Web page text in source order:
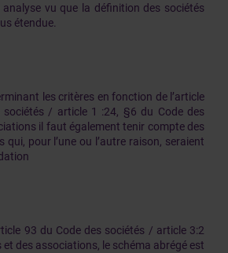
vu que la définition des sociétés
étendue.
les critères en fonction de l’article
sociétés / article 1 :24, §6 du Code des
il faut également tenir compte des
qui, pour l’une ou l’autre raison, seraient
93 du Code des sociétés / article 3:2
et des associations, le schéma abrégé est